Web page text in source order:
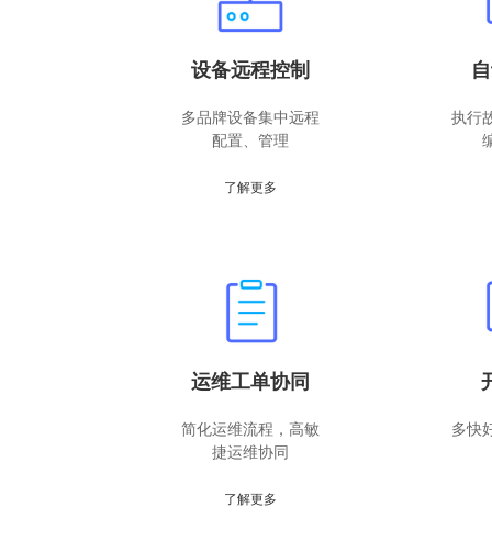
设备远程控制
多品牌设备集中远程
配置、管理
了解更多
执行
运维工单协同
简化运维流程，高敏
捷运维协同
了解更多
多快